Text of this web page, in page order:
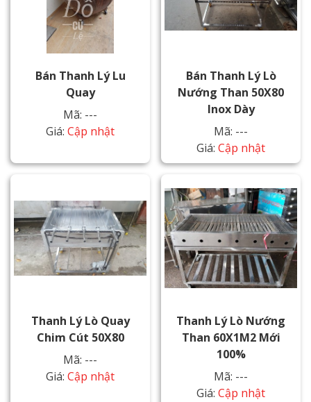
Bán Thanh Lý Lu
Quay
Mã: ---
Giá: Cập nhật
Bán Thanh Lý Lò
Nướng Than 50X80
Inox Dày
Mã: ---
Giá: Cập nhật
Thanh Lý Lò Quay
Chim Cút 50X80
Mã: ---
Giá: Cập nhật
Thanh Lý Lò Nướng
Than 60X1M2 Mới
100%
Mã: ---
Giá: Cập nhật